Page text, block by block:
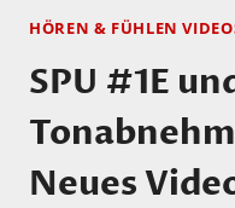
HÖREN & FÜHLEN
SPU #1E
Neues